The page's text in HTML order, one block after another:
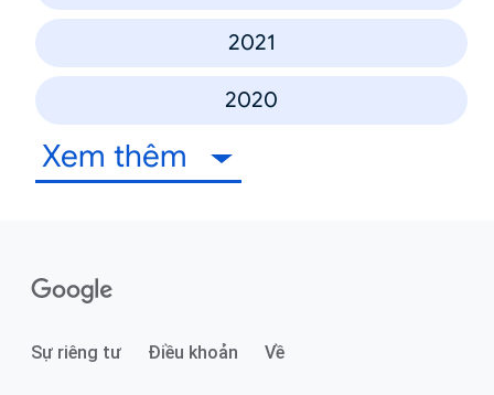
2021
2020
Xem thêm
Sự riêng tư Điều khoản Về